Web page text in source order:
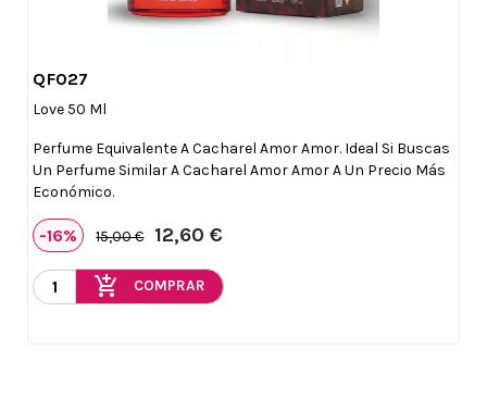
QF027
Love 50 Ml
Perfume Equivalente A Cacharel Amor Amor. Ideal Si Buscas
Un Perfume Similar A Cacharel Amor Amor A Un Precio Más
Económico.
-16% 15,00 € 12,60 €
add_shopping_cart COMPRAR